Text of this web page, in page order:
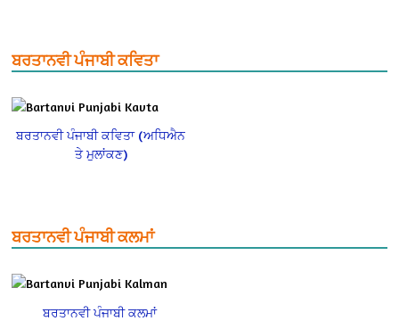
ਬਰਤਾਨਵੀ ਪੰਜਾਬੀ ਕਵਿਤਾ
ਬਰਤਾਨਵੀ ਪੰਜਾਬੀ ਕਵਿਤਾ (ਅਧਿਐਨ
ਤੇ ਮੁਲਾਂਕਣ)
ਬਰਤਾਨਵੀ ਪੰਜਾਬੀ ਕਲਮਾਂ
ਬਰਤਾਨਵੀ ਪੰਜਾਬੀ ਕਲਮਾਂ